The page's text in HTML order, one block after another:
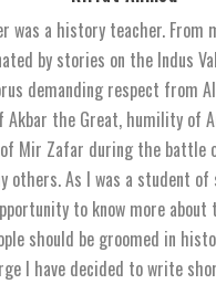
was a history teacher. From
by stories on the Indus
demanding respect from
Akbar the Great, humility of
Mir Zafar during the battle
others. As I was a student
to know more about
should be groomed in
I have decided to write